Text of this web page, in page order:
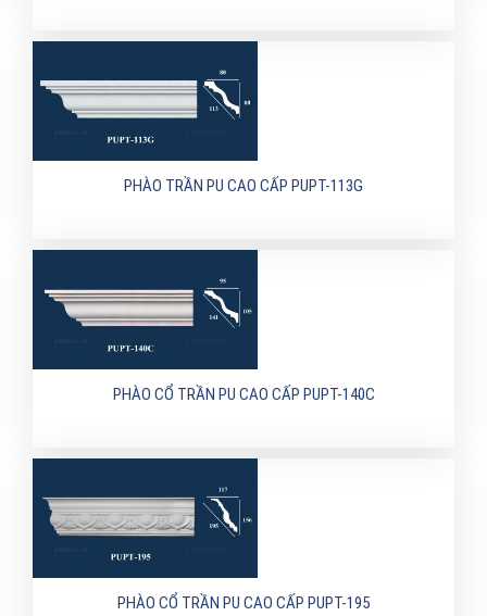
PHÀO TRẦN PU CAO CẤP PUPT-113G
PHÀO CỔ TRẦN PU CAO CẤP PUPT-140C
PHÀO CỔ TRẦN PU CAO CẤP PUPT-195